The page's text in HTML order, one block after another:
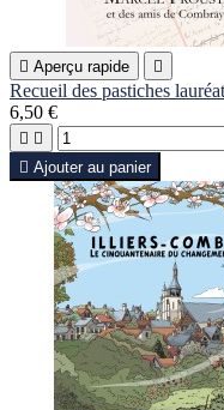
 Aperçu rapide 
Recueil des pastiches
6,50 €
 
 Ajouter au panier